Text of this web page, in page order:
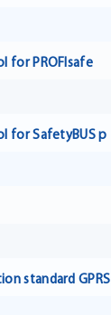
for PROFIsafe
for SafetyBUS p
standard GPRS